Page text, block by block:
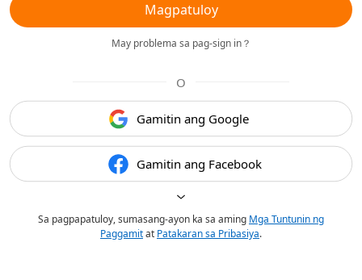
Magpatuloy
May problema sa pag-sign in？
O
Gamitin ang Google
Gamitin ang Facebook
Sa pagpapatuloy, sumasang-ayon ka sa aming Mga Tuntunin ng
Paggamitat Patakaran sa Pribasiya.